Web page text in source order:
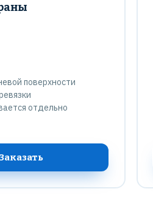
поверхности
отдельно